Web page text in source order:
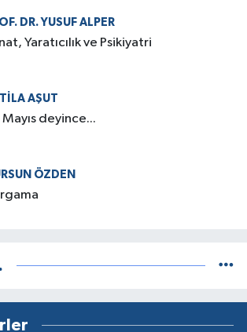
DR. YUSUF ALPER
Yaratıcılık ve Psikiyatri
AŞUT
deyince...
ÖZDEN